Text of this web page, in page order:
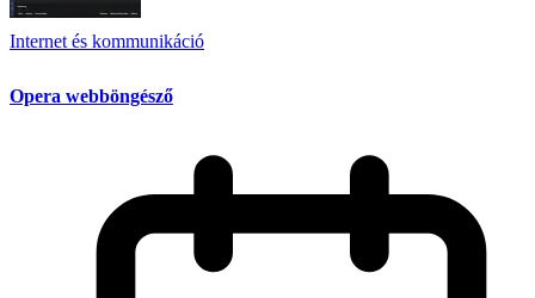
Internet és kommunikáció
Opera webböngésző